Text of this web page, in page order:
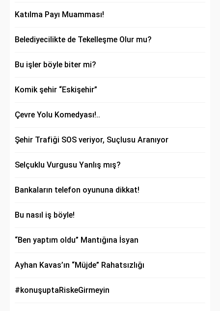
Katılma Payı Muamması!
Belediyecilikte de Tekelleşme Olur mu?
Bu işler böyle biter mi?
Komik şehir “Eskişehir”
Çevre Yolu Komedyası!..
Şehir Trafiği SOS veriyor, Suçlusu Aranıyor
Selçuklu Vurgusu Yanlış mış?
Bankaların telefon oyununa dikkat!
Bu nasıl iş böyle!
“Ben yaptım oldu” Mantığına İsyan
Ayhan Kavas’ın “Müjde” Rahatsızlığı
#konuşuptaRiskeGirmeyin